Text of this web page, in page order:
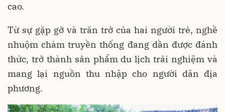
cao.
Từ sự gặp gỡ và trăn trở của hai người trẻ, nghề
nhuộm chàm truyền thống đang dần được đánh
thức, trở thành sản phẩm du lịch trải nghiệm và
mang lại nguồn thu nhập cho người dân địa
phương.